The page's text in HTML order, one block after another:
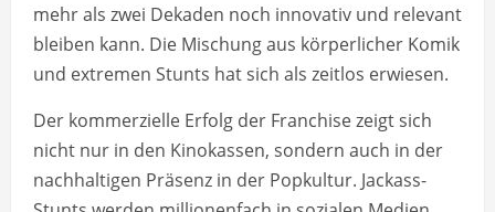
mehr als zwei Dekaden noch innovativ und relevant
bleiben kann. Die Mischung aus körperlicher Komik
und extremen Stunts hat sich als zeitlos erwiesen.
Der kommerzielle Erfolg der Franchise zeigt sich
nicht nur in den Kinokassen, sondern auch in der
nachhaltigen Präsenz in der Popkultur. Jackass-